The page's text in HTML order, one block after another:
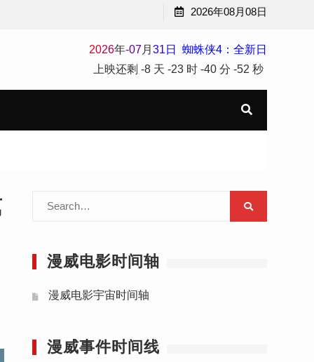
2026年08月08日
2026年-07月 31 日
蜘蛛侠4：全新日
上映还剩 -8 天 -23 时 -40 分 -54 秒
Search
漫威电影时间轴
漫威电影宇宙时间轴
漫威事件时间线